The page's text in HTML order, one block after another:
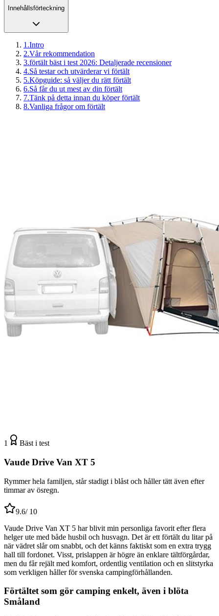
Innehållsförteckning
1 .Intro
2.Vår rekommendation
3.förtält bäst i test 2026: Detaljerade recensioner
4.Så testar och utvärderar vi förtält
5.Köpguide: så väljer du rätt förtält
6.Så får du ut mest av din förtält
7.Tänk på detta innan du köper förtält
8.Vanliga frågor om förtält
1 Bäst i test
Vaude Drive Van XT 5
Rymmer hela familjen, står stadigt i blåst och håller tätt även efter
timmar av ösregn.
9.6/ 10
Vaude Drive Van XT 5 har blivit min personliga favorit efter flera
helger ute med både husbil och husvagn. Det är ett förtält du litar på
när vädret slår om snabbt, och det känns faktiskt som en extra trygg
hall till fordonet. Visst, prislappen är högre än enklare tältförgårdar,
men du får rejält med komfort, ordentlig ventilation och en slitstyrka
som verkligen håller för svenska campingförhållanden.
Förtältet som gör camping enkelt, även i blöta
Småland